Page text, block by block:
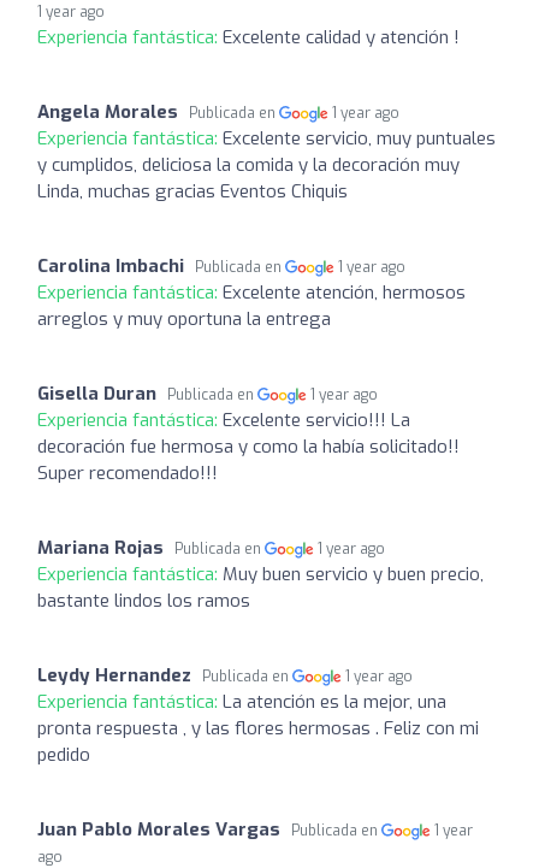
1 year ago
Experiencia fantástica: Excelente calidad y atención !
Angela Morales Publicada en 1 year ago
Experiencia fantástica: Excelente servicio, muy puntuales
y cumplidos, deliciosa la comida y la decoración muy
Linda, muchas gracias Eventos Chiquis
Carolina Imbachi Publicada en 1 year ago
Experiencia fantástica: Excelente atención, hermosos
arreglos y muy oportuna la entrega
Gisella Duran Publicada en 1 year ago
Experiencia fantástica: Excelente servicio!!! La
decoración fue hermosa y como la había solicitado!!
Super recomendado!!!
Mariana Rojas Publicada en 1 year ago
Experiencia fantástica: Muy buen servicio y buen precio,
bastante lindos los ramos
Leydy Hernandez Publicada en 1 year ago
Experiencia fantástica: La atención es la mejor, una
pronta respuesta , y las flores hermosas . Feliz con mi
pedido
Juan Pablo Morales Vargas Publicada en
1 year
ago